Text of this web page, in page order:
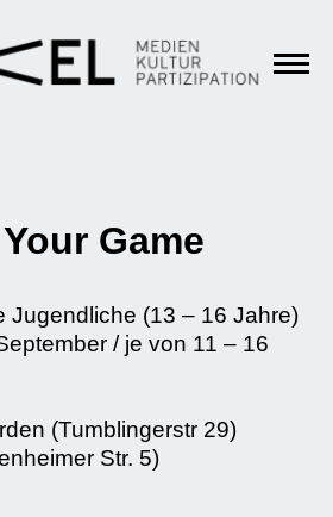
Game
Jugendliche (13 – 16 Jahre)
/ je von 11 – 16
(Tumblingerstr 29)
Str. 5)